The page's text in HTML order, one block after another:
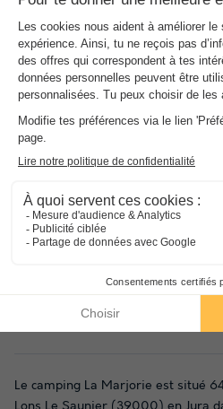
spécifiques
Présentation de
Description, Accès, Points
Les Plus
Ambiance familiale et
En pleine nature
Le camping La Marjorie est situé
Lons Le Saunier (39000) en Jura